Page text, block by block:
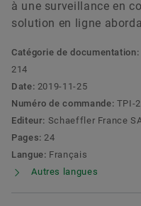
à une surveillance en
solution en ligne
Catégorie de documentation:
214
Date: 2019-11-25
Numéro de commande: TPI-
Editeur: Schaeffler France
Pages: 24
Langue: Français
Autres langues